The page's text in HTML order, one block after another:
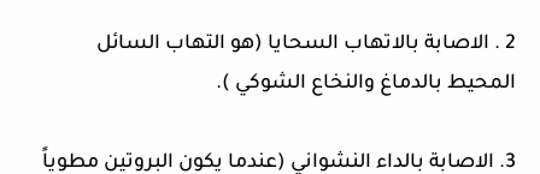
2 . الاصابة بالاتهاب السحايا (هو التهاب السائل
المحيط بالدماغ والنخاع الشوكي ).
3. الاصابة بالداء النشواني (عندما يكون البروتين مطوياً